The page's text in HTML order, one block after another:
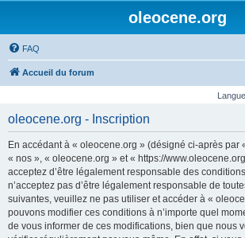
oleocene.org
FAQ
Accueil du forum
oleocene.org - Inscription
En accédant à « oleocene.org » (désigné ci-après par
« nos », « oleocene.org » et « https://
acceptez d’être légalement responsable des
n’acceptez pas d’être légalement responsable de
suivantes, veuillez ne pas utiliser et accéder à «
pouvons modifier ces conditions à n’importe quel
de vous informer de ces modifications, bien que nous